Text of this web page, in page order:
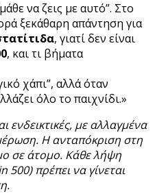
να ζεις με αυτό”. Στο
ξεκάθαρη απάντηση για
, γιατί δεν είναι
, και τι βήματα
χάπι”, αλλά όταν
όλο το παιχνίδι.»
ενδεικτικές, με αλλαγμένα
Η ανταπόκριση στη
σε άτομο. Κάθε λήψη
πρέπει να γίνεται